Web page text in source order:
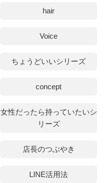
hair
Voice
ちょうどいいシリーズ
concept
女性だったら持っていたいシ
リーズ
店長のつぶやき
LINE活用法